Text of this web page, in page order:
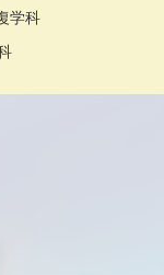
学科